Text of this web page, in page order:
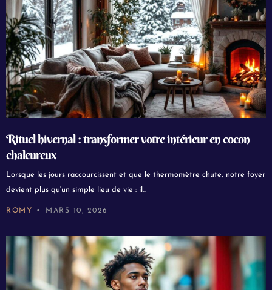
Rituel hivernal : transformer votre intérieur en cocon
chaleureux
Lorsque les jours raccourcissent et que le thermomètre chute, notre foyer
devient plus qu'un simple lieu de vie : il...
ROMY MARS 10, 2026